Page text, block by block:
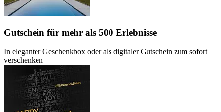
Gutschein für mehr als 500 Erlebnisse
In eleganter Geschenkbox oder als digitaler Gutschein zum sofort
verschenken